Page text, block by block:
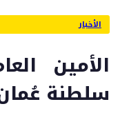
الأخبار
الأمين
سلطنة